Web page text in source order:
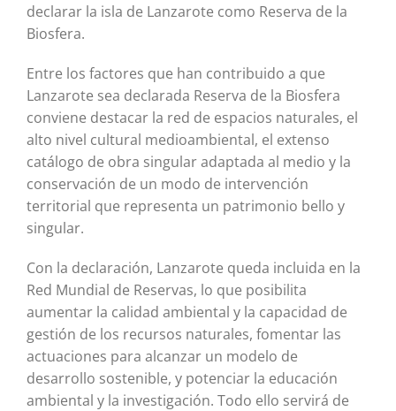
declarar la isla de Lanzarote como Reserva de la
Biosfera.
Entre los factores que han contribuido a que
Lanzarote sea declarada Reserva de la Biosfera
conviene destacar la red de espacios naturales, el
alto nivel cultural medioambiental, el extenso
catálogo de obra singular adaptada al medio y la
conservación de un modo de intervención
territorial que representa un patrimonio bello y
singular.
Con la declaración, Lanzarote queda incluida en la
Red Mundial de Reservas, lo que posibilita
aumentar la calidad ambiental y la capacidad de
gestión de los recursos naturales, fomentar las
actuaciones para alcanzar un modelo de
desarrollo sostenible, y potenciar la educación
ambiental y la investigación. Todo ello servirá de